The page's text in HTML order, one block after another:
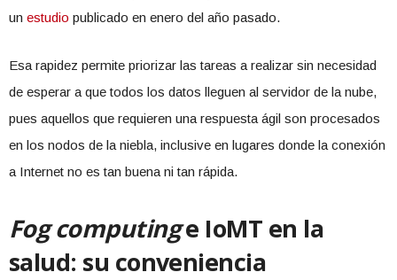
un estudio publicado en enero del año pasado.
Esa rapidez permite priorizar las tareas a realizar sin necesidad
de esperar a que todos los datos lleguen al servidor de la nube,
pues aquellos que requieren una respuesta ágil son procesados
en los nodos de la niebla, inclusive en lugares donde la conexión
a Internet no es tan buena ni tan rápida.
Fog computinge IoMT en la
salud: su conveniencia